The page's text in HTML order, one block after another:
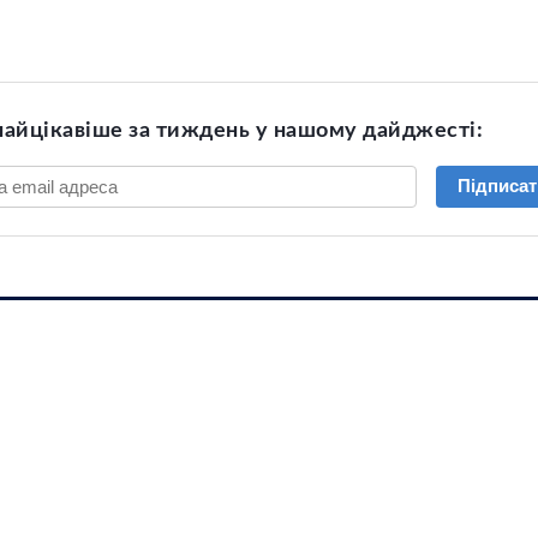
за тиждень у нашому дайджесті: